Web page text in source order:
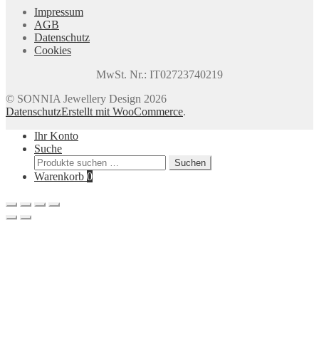
Impressum
AGB
Datenschutz
Cookies
MwSt. Nr.: IT02723740219
© SONNIA Jewellery Design 2026
DatenschutzErstellt mit WooCommerce.
Ihr Konto
Suche
Suchen
nach:
Suchen
Warenkorb 0